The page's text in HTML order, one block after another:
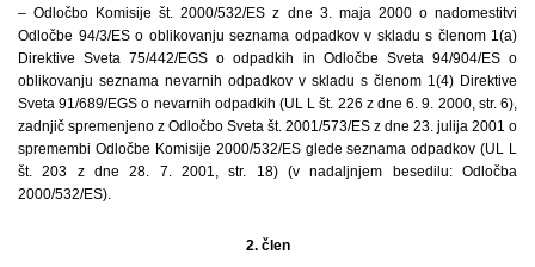
– Odločbo Komisije št. 2000/532/ES z dne 3. maja 2000 o nadomestitvi
Odločbe 94/3/ES o oblikovanju seznama odpadkov v skladu s členom 1(a)
Direktive Sveta 75/442/EGS o odpadkih in Odločbe Sveta 94/904/ES o
oblikovanju seznama nevarnih odpadkov v skladu s členom 1(4) Direktive
Sveta 91/689/EGS o nevarnih odpadkih (UL L št. 226 z dne 6. 9. 2000, str. 6),
zadnjič spremenjeno z Odločbo Sveta št. 2001/573/ES z dne 23. julija 2001 o
spremembi Odločbe Komisije 2000/532/ES glede seznama odpadkov (UL L
št. 203 z dne 28. 7. 2001, str. 18) (v nadaljnjem besedilu: Odločba
2000/532/ES).
2. člen